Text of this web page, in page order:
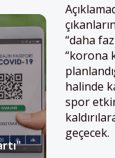
“daha
“korona
halinde
spor
geçecek.